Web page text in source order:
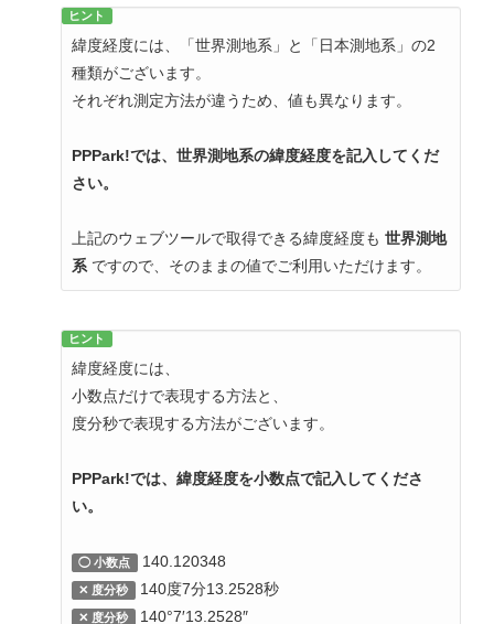
ヒント
緯度経度には、「世界測地系」と「日本測地系」の2
種類がございます。
それぞれ測定方法が違うため、値も異なります。
PPPark!では、世界測地系の緯度経度を記入してくだ
さい。
上記のウェブツールで取得できる緯度経度も 世界測地
系 ですので、そのままの値でご利用いただけます。
ヒント
緯度経度には、
小数点だけで表現する方法と、
度分秒で表現する方法がございます。
PPPark!では、緯度経度を小数点で記入してくださ
い。
◯ 小数点 140.120348
✕ 度分秒 140度7分13.2528秒
✕ 度分秒 140°7′13.2528″